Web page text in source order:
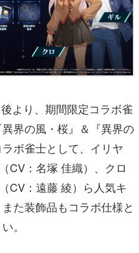
より、期間限定コラボ雀
界の風・桜』＆『異界の
ボ雀士として、イリヤ
CV：名塚 佳織）、クロ
CV：遠藤 綾）ら人気キ
た装飾品もコラボ仕様と
。